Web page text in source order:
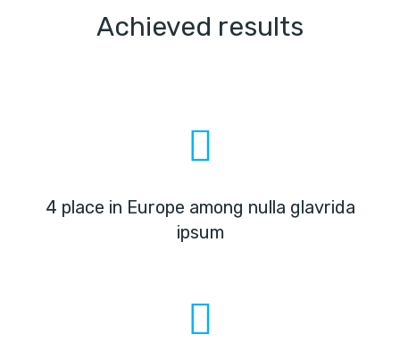
Achieved results
4 place in Europe among nulla glavrida
ipsum